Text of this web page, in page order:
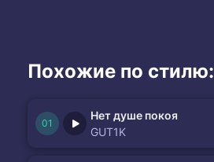
Похожие по стилю:
Нет душе покоя
GUT1K